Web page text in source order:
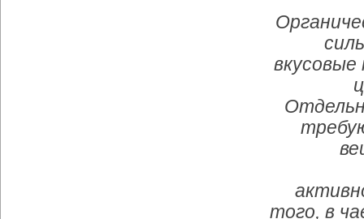
вкусовые
того, в